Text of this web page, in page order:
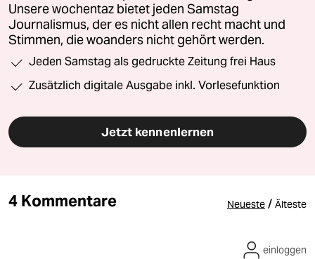
Unsere wochentaz bietet jeden Samstag
Journalismus, der es nicht allen recht macht und
Stimmen, die woanders nicht gehört werden.
Jeden Samstag als gedruckte Zeitung frei Haus
Zusätzlich digitale Ausgabe inkl. Vorlesefunktion
Jetzt kennenlernen
4 Kommentare Neueste / Älteste
einloggen